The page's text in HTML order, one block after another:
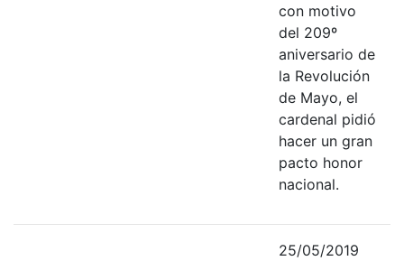
con motivo
del 209º
aniversario de
la Revolución
de Mayo, el
cardenal pidió
hacer un gran
pacto honor
nacional.
25/05/2019